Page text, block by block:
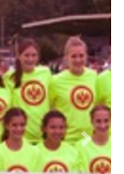
Next